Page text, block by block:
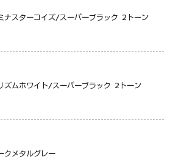
ナスターコイズ/スーパーブラック 2トーン
ズムホワイト/スーパーブラック 2トーン
クメタルグレー